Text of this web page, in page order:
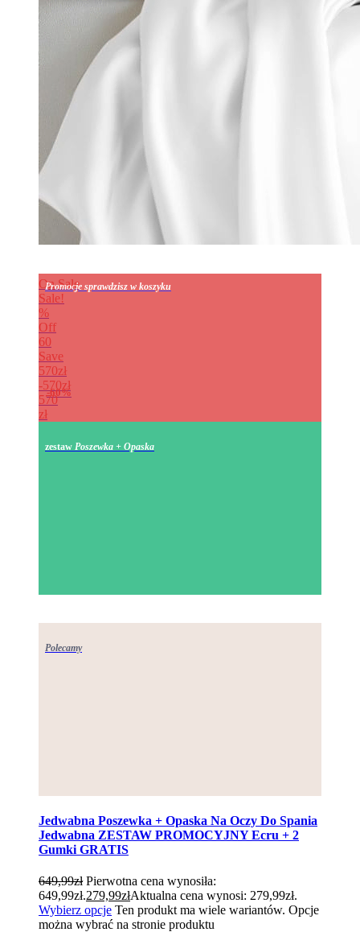
On Sale
Sale!
%
Off
60
Save
570zł
570zł
60%
570
zł
Promocje sprawdzisz w koszyku
zestaw Poszewka + Opaska
Polecamy
Jedwabna Poszewka + Opaska Na Oczy Do Spania
Jedwabna ZESTAW PROMOCYJNY Ecru + 2
Gumki GRATIS
649,99zł Pierwotna cena wynosiła:
649,99zł.279,99złAktualna cena wynosi: 279,99zł.
Wybierz opcje Ten produkt ma wiele wariantów. Opcje
można wybrać na stronie produktu